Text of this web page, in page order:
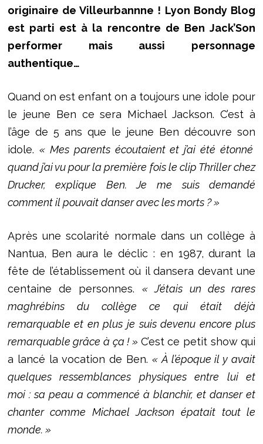
originaire de Villeurbannne ! Lyon Bondy Blog
est parti est à la rencontre de Ben Jack’Son
performer mais aussi personnage
authentique…
Quand on est enfant on a toujours une idole pour
le jeune Ben ce sera Michael Jackson. C’est à
l’âge de 5 ans que le jeune Ben découvre son
idole. « Mes parents écoutaient et j’ai été étonné
quand j’ai vu pour la première fois le clip Thriller chez
Drucker, explique Ben. Je me suis demandé
comment il pouvait danser avec les morts ? »
Après une scolarité normale dans un collège à
Nantua, Ben aura le déclic : en 1987, durant la
fête de l’établissement où il dansera devant une
centaine de personnes. « J’étais un des rares
maghrébins du collège ce qui était déjà
remarquable et en plus je suis devenu encore plus
remarquable grâce à ça ! » C’est ce petit show qui
a lancé la vocation de Ben. « À l’époque il y avait
quelques ressemblances physiques entre lui et
moi : sa peau a commencé à blanchir, et danser et
chanter comme Michael Jackson épatait tout le
monde. »